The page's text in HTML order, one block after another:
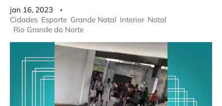
jan 16, 2023
Cidades Esporte Grande Natal Interior Natal
Rio Grande do Norte